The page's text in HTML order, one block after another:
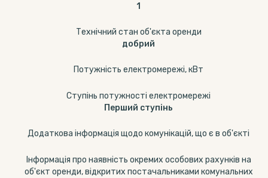
1
Технічний стан об'єкта оренди
добрий
Потужність електромережі, кВт
Ступінь потужності електромережі
Перший ступінь
Додаткова інформація щодо комунікацій, що є в об'єкті
Інформація про наявність окремих особових рахунків на
об'єкт оренди, відкритих постачальниками комунальних